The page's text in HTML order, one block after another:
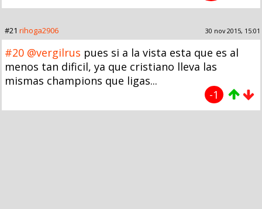
#21 rihoga2906 30 nov 2015, 15:01
#20 @vergilrus pues si a la vista esta que es al
menos tan dificil, ya que cristiano lleva las
mismas champions que ligas...
-1